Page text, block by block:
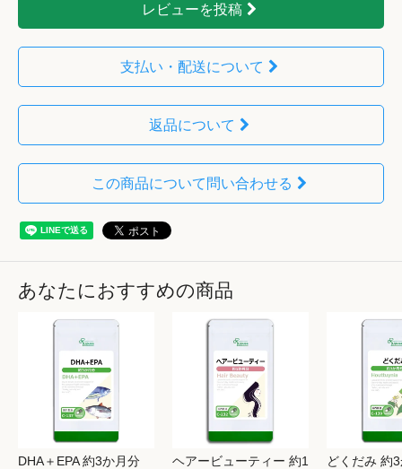
レビューを投稿
支払い・配送について
返品について
この商品について問い合わせる
あなたにおすすめの商品
DHA＋EPA 約3か月分
ヘアービューティー 約1
どくだみ 約